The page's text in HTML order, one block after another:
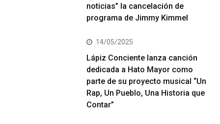
noticias” la cancelación de
programa de Jimmy Kimmel
14/05/2025
Lápiz Conciente lanza canción
dedicada a Hato Mayor como
parte de su proyecto musical “Un
Rap, Un Pueblo, Una Historia que
Contar”